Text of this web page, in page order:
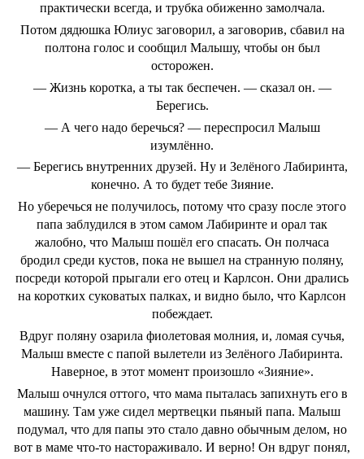
практически всегда, и трубка обиженно замолчала.
Потом дядюшка Юлиус заговорил, а заговорив, сбавил на
полтона голос и сообщил Малышу, чтобы он был
осторожен.
― Жизнь коротка, а ты так беспечен. ― сказал он. ―
Берегись.
― А чего надо беречься? ― переспросил Малыш
изумлённо.
― Берегись внутренних друзей. Ну и Зелёного Лабиринта,
конечно. А то будет тебе Зияние.
Но уберечься не получилось, потому что сразу после этого
папа заблудился в этом самом Лабиринте и орал так
жалобно, что Малыш пошёл его спасать. Он полчаса
бродил среди кустов, пока не вышел на странную поляну,
посреди которой прыгали его отец и Карлсон. Они дрались
на коротких суковатых палках, и видно было, что Карлсон
побеждает.
Вдруг поляну озарила фиолетовая молния, и, ломая сучья,
Малыш вместе с папой вылетели из Зелёного Лабиринта.
Наверное, в этот момент произошло «Зияние».
Малыш очнулся оттого, что мама пыталась запихнуть его в
машину. Там уже сидел мертвецки пьяный папа. Малыш
подумал, что для папы это стало давно обычным делом, но
вот в маме что-то настораживало. И верно! Он вдруг понял,